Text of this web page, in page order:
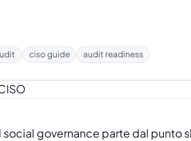
ciso guide audit readiness
governance parte dal punto